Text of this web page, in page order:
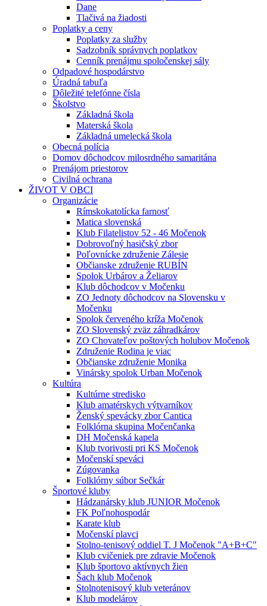
Dane
Tlačivá na žiadosti
Poplatky a ceny
Poplatky za služby
Sadzobník správnych poplatkov
Cenník prenájmu spoločenskej sály
Odpadové hospodárstvo
Úradná tabuľa
Dôležité telefónne čísla
Školstvo
Základná škola
Materská škola
Základná umelecká škola
Obecná polícia
Domov dôchodcov milosrdného samaritána
Prenájom priestorov
Civilná ochrana
ŽIVOT V OBCI
Organizácie
Rímskokatolícka farnosť
Matica slovenská
Klub Filatelistov 52 - 46 Močenok
Dobrovoľný hasičský zbor
Poľovnícke združenie Zálesie
Občianske združenie RUBÍN
Spolok Urbárov a Želiarov
Klub dôchodcov v Močenku
ZO Jednoty dôchodcov na Slovensku v
Močenku
Spolok červeného kríža Močenok
ZO Slovenský zväz záhradkárov
ZO Chovateľov poštových holubov Močenok
Združenie Rodina je viac
Občianske združenie Monika
Vinársky spolok Urban Močenok
Kultúra
Kultúrne stredisko
Klub amatérskych výtvarníkov
Ženský spevácky zbor Cantica
Folklórna skupina Močenčanka
DH Močenská kapela
Klub tvorivosti pri KS Močenok
Močenskí speváci
Zúgovanka
Folklórny súbor Sečkár
Športové kluby
Hádzanársky klub JUNIOR Močenok
FK Poľnohospodár
Karate klub
Močenskí plavci
Stolno-tenisový oddiel T. J Močenok "A+B+C"
Klub cvičeniek pre zdravie Močenok
Klub športovo aktívnych žien
Šach klub Močenok
Stolnotenisový klub veteránov
Klub modelárov